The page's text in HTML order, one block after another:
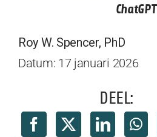
ChatGPT
Roy W. Spencer, PhD
Datum: 17 januari 2026
DEEL: